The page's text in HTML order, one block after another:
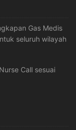
Gas Medis
seluruh wilayah
Call sesuai